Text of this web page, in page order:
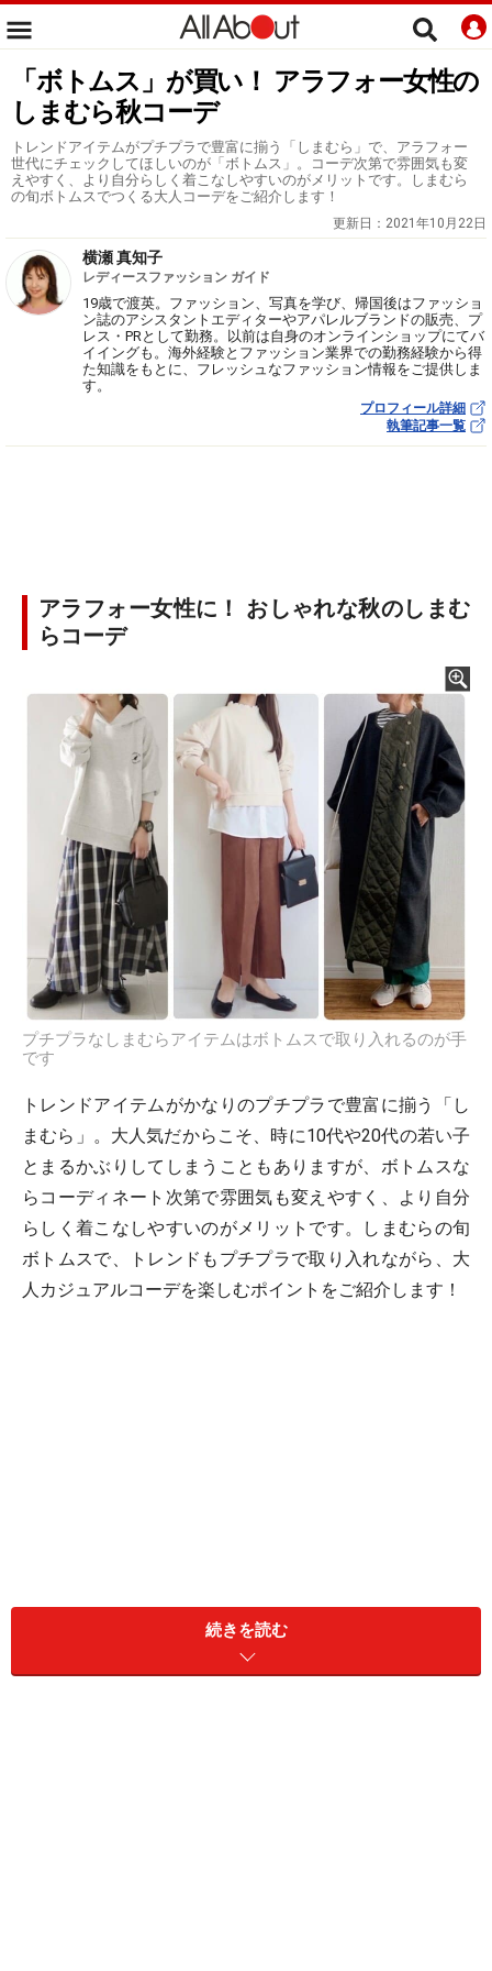
「ボトムス」が買い！ アラフォー女性の
しまむら秋コーデ
トレンドアイテムがプチプラで豊富に揃う「しまむら」で、アラフォー
世代にチェックしてほしいのが「ボトムス」。コーデ次第で雰囲気も変
えやすく、より自分らしく着こなしやすいのがメリットです。しまむら
の旬ボトムスでつくる大人コーデをご紹介します！
更新日： 2021年10月22日
横瀬 真知子
レディースファッション ガイド
19歳で渡英。ファッション、写真を学び、帰国後はファッショ
ン誌のアシスタントエディターやアパレルブランドの販売、プ
レス・PRとして勤務。以前は自身のオンラインショップにてバ
イイングも。海外経験とファッション業界での勤務経験から得
た知識をもとに、フレッシュなファッション情報をご提供しま
す。
プロフィール詳細
執筆記事一覧
アラフォー女性に！ おしゃれな秋のしまむ
らコーデ
プチプラなしまむらアイテムはボトムスで取り入れるのが手
です
トレンドアイテムがかなりのプチプラで豊富に揃う「し
まむら」。大人気だからこそ、時に10代や20代の若い子
とまるかぶりしてしまうこともありますが、ボトムスな
らコーディネート次第で雰囲気も変えやすく、より自分
らしく着こなしやすいのがメリットです。しまむらの旬
ボトムスで、トレンドもプチプラで取り入れながら、大
人カジュアルコーデを楽しむポイントをご紹介します！
1. マーメイドスカートならロング丈でも美
続きを読む